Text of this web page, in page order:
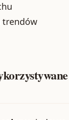
trendów